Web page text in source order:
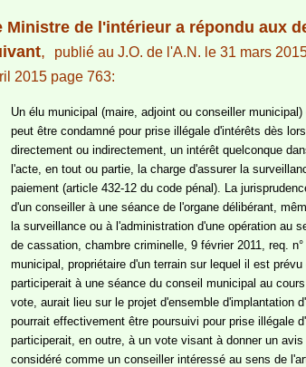
Ministre de l'intérieur a répondu aux
,
publié au J.O. de l'A.N. le 31 mars
2015 page 763:
Un élu municipal (maire, adjoint ou conseiller
peut être condamné pour prise illégale d'intérêts dès
directement ou indirectement, un intérêt quelconque
l'acte, en tout ou partie, la charge d'assurer la
paiement (article 432-12 du code pénal). La
d'un conseiller à une séance de l'organe délibérant,
la surveillance ou à l'administration d'une opération au
de cassation, chambre criminelle, 9 février 2011, req.
municipal, propriétaire d'un terrain sur lequel il est
participerait à une séance du conseil municipal au
vote, aurait lieu sur le projet d'ensemble d'implantation
pourrait effectivement être poursuivi pour prise illégale
participerait, en outre, à un vote visant à donner un
considéré comme un conseiller intéressé au sens de